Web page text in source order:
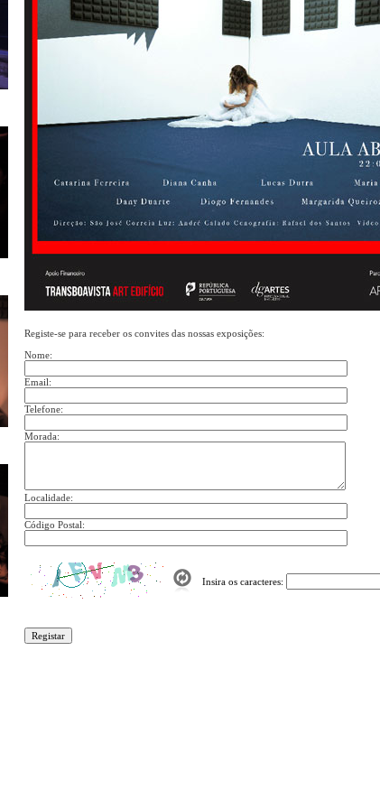
Registe-se para receber os convites das nossas exposições:
Nome:
Email:
Telefone:
Morada:
Localidade:
Código Postal:
Insira os caracteres: